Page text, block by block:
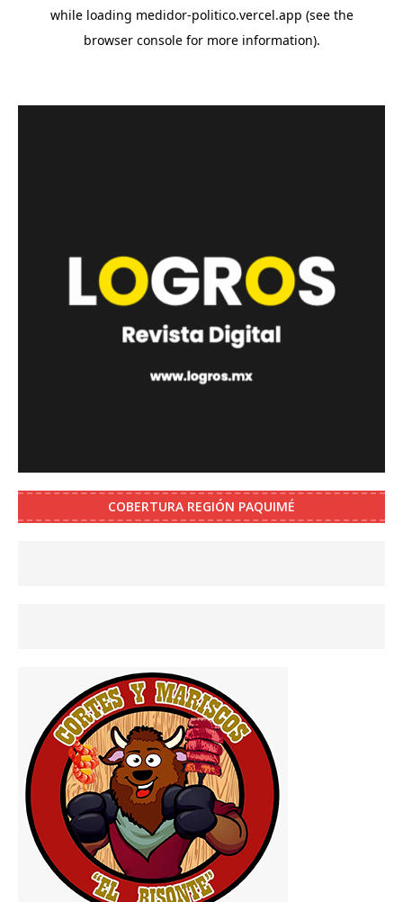
COBERTURA REGIÓN PAQUIMÉ